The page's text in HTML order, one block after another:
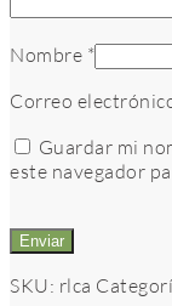
Nombre *
Correo
Guardar mi
este navegador
SKU: rlca